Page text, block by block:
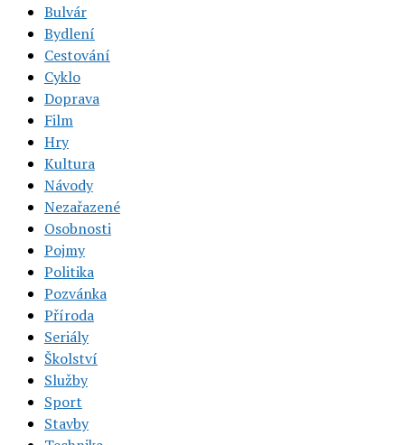
Bulvár
Bydlení
Cestování
Cyklo
Doprava
Film
Hry
Kultura
Návody
Nezařazené
Osobnosti
Pojmy
Politika
Pozvánka
Příroda
Seriály
Školství
Služby
Sport
Stavby